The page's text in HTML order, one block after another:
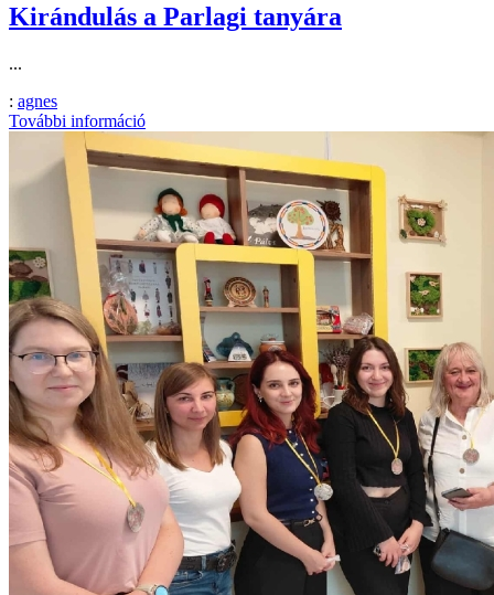
Kirándulás a Parlagi tanyára
...
: agnes
További információ